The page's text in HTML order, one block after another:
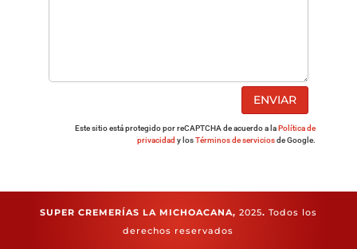
ENVIAR
Este sitio está protegido por reCAPTCHA de acuerdo a laPolítica de
privacidad y losTérminos de serviciosde Google.
SUPER CREMERÍAS LA MICHOACANA, 2025. Todos los
derechos reservados